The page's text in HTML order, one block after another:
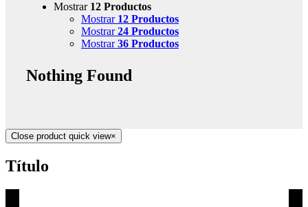
Mostrar 12 Productos
Mostrar 12 Productos
Mostrar24 Productos
Mostrar36 Productos
Nothing Found
Close product quick view×
Título